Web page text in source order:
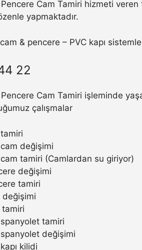
Cam Tamiri hizmeti veren
yapmaktadır.
& pencere – PVC kapı
22
Cam Tamiri işleminde
çalışmalar
değişimi
tamiri (Camlardan su giriyor)
değişimi
tamiri
değişimi
tamiri
tamiri
değişimi
kilidi